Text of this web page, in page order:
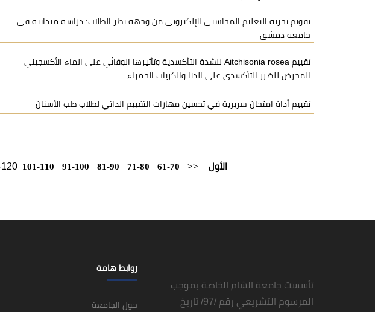
تقويم تجربة التعليم المحاسبي الإلكتروني من وجهة نظر الطلاب: دراسة ميدانية في
جامعة دمشق
تقييم Aitchisonia rosea للشدة التأكسدية وتأثيرها الوقائي على الماء الأكسجيني
المحرض للضرر التأكسدي على الدنا والكريات الحمراء
تقييم أداة امتحان سريرية في تحسين مهارات التقييم الذاتي لطلاب طب الأسنان
الأول <<
61-70
71-80
81-90
91-100
101-110
تأسست جامعة الشام الخاصة بموجب
المرسوم التشريعي رقم /97/ تاريخ
روابط هامة
حول الجامعة